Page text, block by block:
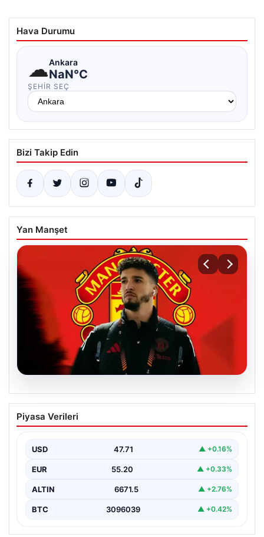
Hava Durumu
☁Ankara
NaN°C
ŞEHIR SEÇ
Bizi Takip Edin
Yan Manşet
Manchester United resmen duyurdu!
Altay Bayındır’ın yeni adresi belli oldu
Piyasa Verileri
USD 47.71 ▲ +0.16%
EUR 55.20 ▲ +0.33%
ALTIN 6671.5 ▲ +2.76%
BTC 3096039 ▲ +0.42%